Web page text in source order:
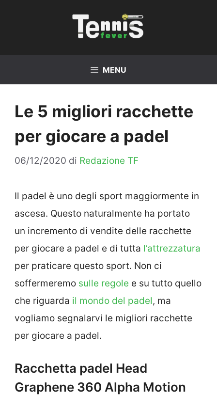
MENU
Le 5 migliori racchette
per giocare a padel
06/12/2020 di Redazione TF
Il padel è uno degli sport maggiormente in
ascesa. Questo naturalmente ha portato
un incremento di vendite delle racchette
per giocare a padel e di tutta l’attrezzatura
per praticare questo sport. Non ci
soffermeremo sulle regole e su tutto quello
che riguarda il mondo del padel, ma
vogliamo segnalarvi le migliori racchette
per giocare a padel.
Racchetta padel Head
Graphene 360 Alpha Motion